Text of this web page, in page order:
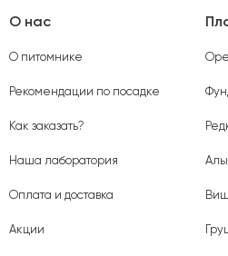
О нас
О питомнике
Рекомендации по посадке
Как заказать?
Наша лаборатория
Оплата и доставка
Акции